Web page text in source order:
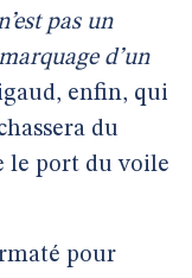
pas un
d’un
enfin, qui
du
le port du voile
pour